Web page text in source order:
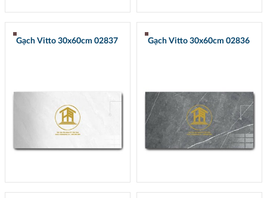
Gạch Vitto 30x60cm 02837 Gạch Vitto 30x60cm 02836